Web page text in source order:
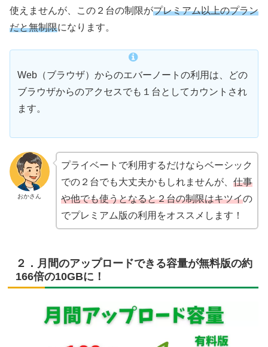
使えませんが、この２台の制限がプレミアム以上のプラン
だと無制限になります。
Web（ブラウザ）からのエバーノートの利用は、どの
ブラウザからのアクセスでも１台としてカウントされ
ます。
おかさん
プライベートで利用するだけならベーシック
での２台でも大丈夫かもしれませんが、 仕事
や他でも使うとなると２台の制限はキツイの
でプレミアム版の利用をオススメします！
２．月間のアップロードできる容量が無料版の約
166倍の10GBに！